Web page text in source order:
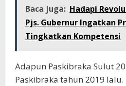
Baca juga: Hadapi
Pjs. Gubernur Ingatkan
Tingkatkan Kompetensi
Adapun Paskibraka Sulut
Paskibraka tahun 2019 lalu.